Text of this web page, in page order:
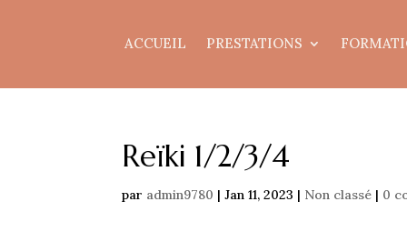
ACCUEIL PRESTATIONS
Reïki 1/2/3/4
par admin9780 |Jan 11, 2023 | Non classé | 0